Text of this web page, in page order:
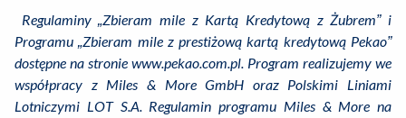
Regulaminy „Zbieram mile z Kartą Kredytową z Żubrem” i
Programu „Zbieram mile z prestiżową kartą kredytową Pekao”
dostępne na stronie www.pekao.com.pl. Program realizujemy we
współpracy z Miles & More GmbH oraz Polskimi Liniami
Lotniczymi LOT S.A. Regulamin programu Miles & More na